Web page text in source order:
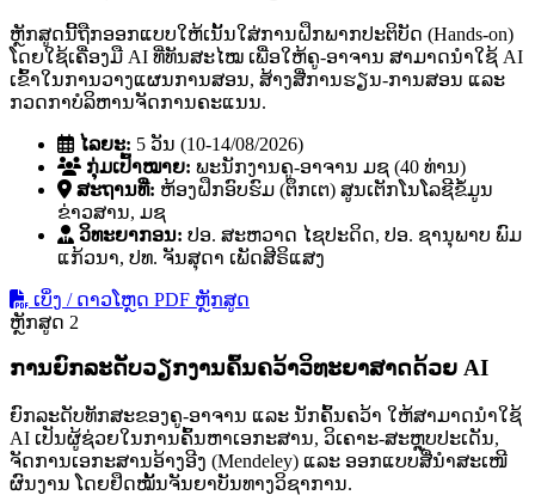
ຫຼັກສູດນີ້ຖືກອອກແບບໃຫ້ເນັ້ນໃສ່ການຝຶກພາກປະຕິບັດ (Hands-on)
ໂດຍໃຊ້ເຄື່ອງມື AI ທີ່ທັນສະໄໝ ເພື່ອໃຫ້ຄູ-ອາຈານ ສາມາດນໍາໃຊ້ AI
ເຂົ້າໃນການວາງແຜນການສອນ, ສ້າງສື່ການຮຽນ-ການສອນ ແລະ
ກວດກາບໍລິຫານຈັດການຄະແນນ.
ໄລຍະ: 5 ວັນ (10-14/08/2026)
ກຸ່ມເປົ້າໝາຍ: ພະນັກງານຄູ-ອາຈານ ມຊ (40 ທ່ານ)
ສະຖານທີ່: ຫ້ອງຝຶກອົບຮົມ (ຕຶກເຕ) ສູນເຕັກໂນໂລຊີຂໍ້ມູນ
ຂ່າວສານ, ມຊ
ວິທະຍາກອນ: ປອ. ສະຫວາດ ໄຊປະດິດ, ປອ. ຊານຸພາບ ພົມ
ແກ້ວນາ, ປທ. ຈັນສຸດາ ເພັດສີຣິແສງ
ເບິ່ງ / ດາວໂຫຼດ PDF ຫຼັກສູດ
ຫຼັກສູດ 2
ການຍົກລະດັບວຽກງານຄົ້ນຄວ້າວິທະຍາສາດດ້ວຍ AI
ຍົກລະດັບທັກສະຂອງຄູ-ອາຈານ ແລະ ນັກຄົ້ນຄວ້າ ໃຫ້ສາມາດນໍາໃຊ້
AI ເປັນຜູ້ຊ່ວຍໃນການຄົ້ນຫາເອກະສານ, ວິເຄາະ-ສະຫຼຸບປະເດັນ,
ຈັດການເອກະສານອ້າງອີງ (Mendeley) ແລະ ອອກແບບສື່ນໍາສະເໜີ
ຜົນງານ ໂດຍຢຶດໝັ້ນຈັນຍາບັນທາງວິຊາການ.